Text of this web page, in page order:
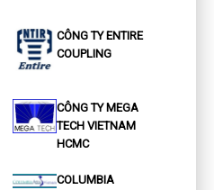
CÔNG TY ENTIRE
COUPLING
CÔNG TY MEGA
TECH VIETNAM
HCMC
COLUMBIA